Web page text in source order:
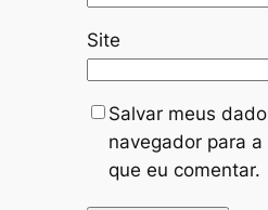
Site
Salvar meus
navegador para
que eu comentar.